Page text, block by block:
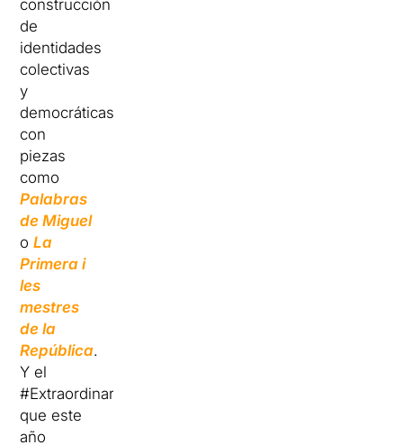
construcción
de
identidades
colectivas
y
democráticas,
con
piezas
como
Palabras
de Miguel
oLa
Primera i
les
mestres
de la
República.
Y el
#Extraordinari,
que este
año